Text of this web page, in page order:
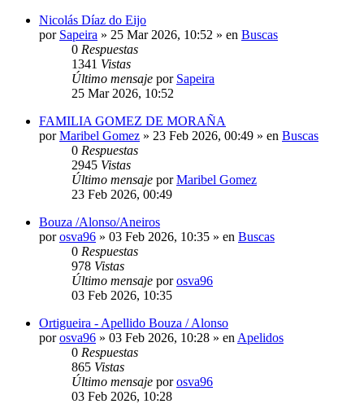
Nicolás Díaz do Eijo
por Sapeira » 25 Mar 2026, 10:52 » en Buscas
0 Respuestas
1341 Vistas
Último mensaje por Sapeira
25 Mar 2026, 10:52
FAMILIA GOMEZ DE MORAÑA
porMaribel Gomez » 23 Feb 2026, 00:49 » en Buscas
0 Respuestas
2945 Vistas
Último mensaje porMaribel Gomez
23 Feb 2026, 00:49
Bouza /Alonso/Aneiros
porosva96 » 03 Feb 2026, 10:35 » en Buscas
0 Respuestas
978 Vistas
Último mensaje porosva96
03 Feb 2026, 10:35
Ortigueira - Apellido Bouza / Alonso
porosva96 » 03 Feb 2026, 10:28 » en Apelidos
0 Respuestas
865 Vistas
Último mensaje porosva96
03 Feb 2026, 10:28